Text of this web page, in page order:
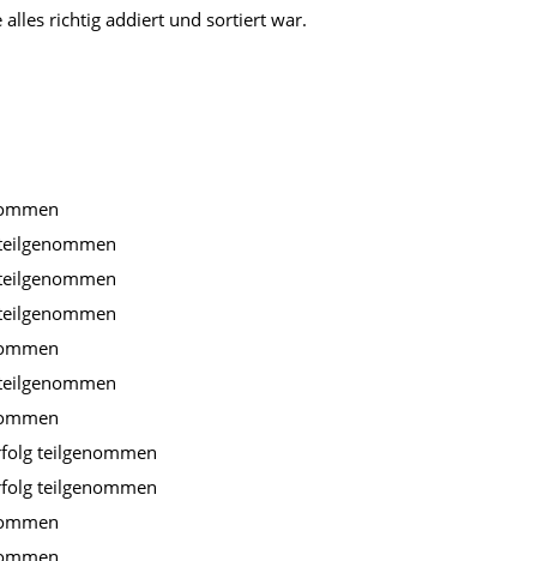
alles richtig addiert und sortiert war.
teilgenommen
teilgenommen